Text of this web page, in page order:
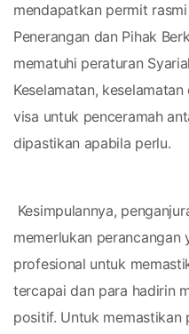
mendapatkan permit
Penerangan dan Pihak
mematuhi peraturan
Keselamatan,
visa untuk penceramah
dipastikan apabila perlu.
memerlukan
profesional untuk
tercapai dan para hadirin
positif. Untuk memastikan